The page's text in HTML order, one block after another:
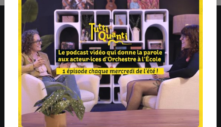
ASSOCIATION
Qui sommes-nous ?
L'équipe
Le conseil d'administration
Nos mécènes